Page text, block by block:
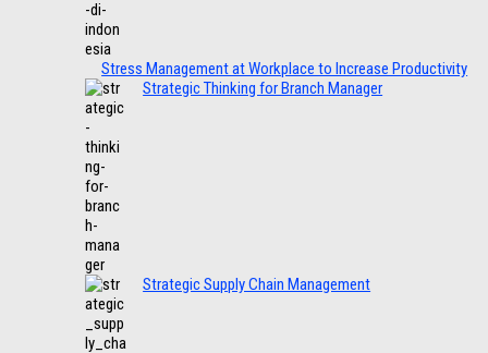
Stress Management at Workplace to Increase Productivity
Strategic Thinking for Branch Manager
Strategic Supply Chain Management